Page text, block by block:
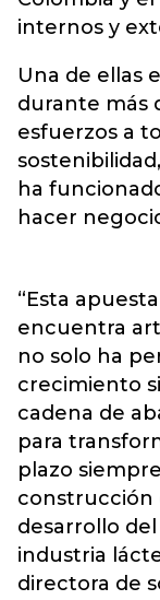
internos y
Una de ellas
durante más
esfuerzos a
ha
hacer
“Esta
encuentra
no solo ha
crecimiento
cadena de
para
plazo
construcción
desarrollo
industria
directora de